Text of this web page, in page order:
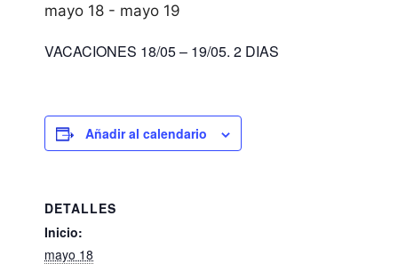
mayo 18 - mayo 19
VACACIONES 18/05 – 19/05. 2 DIAS
Añadir al calendario
DETALLES
Inicio:
mayo 18